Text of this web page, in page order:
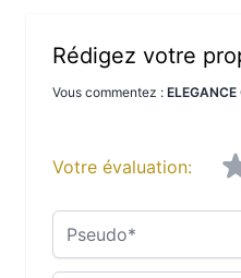
Rédigez votre
Vous commentez :
Votre évaluation:
Pseudo